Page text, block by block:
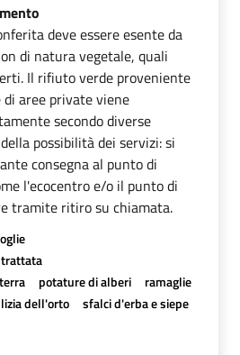
deve essere esente da
di natura vegetale, quali
Il rifiuto verde proveniente
aree private viene
secondo diverse
possibilità dei servizi: si
consegna al punto di
l'ecocentro e/o il punto di
tramite ritiro su chiamata.
trattata
potature di alberi
ramaglie
dell'orto
sfalci d'erba e siepe